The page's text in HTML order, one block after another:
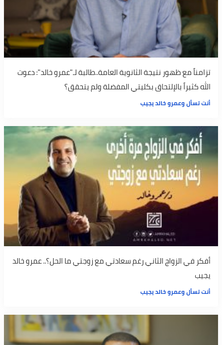
تزامناً مع ظهور نتيجة الثانوية العامة..طالبة لـ"عمرو خالد": دعوت
الله كثيراً بالإلتحاق بكليتي المفضلة ولم يتحقق؟
أنت تسأل وعمرو خالد يجيب
أفكر في الزواج الثاني رغم سعادتي مع زوجتي ما الحل؟.. عمرو خالد
يجيب
أنت تسأل وعمرو خالد يجيب